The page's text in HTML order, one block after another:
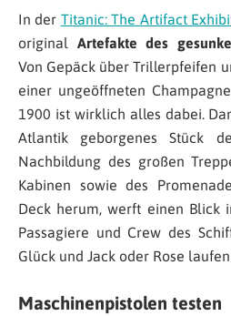
In der Titanic: The Artifact
original Artefakte des
Von Gepäck über Trillerpfeifen
einer ungeöffneten
1900 ist wirklich alles dabei.
Atlantik geborgenes Stück
Nachbildung des großen
Kabinen sowie des
Deck herum, werft einen Blick
Passagiere und Crew des
Glück und Jack oder Rose
Maschinenpistolen testen